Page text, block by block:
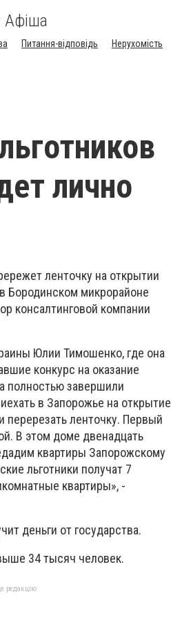
Афіша
Питання-відповідь
Нерухомість
лично
ленточку на открытии
Бородинском микрорайоне
консалтинговой компании
Юлии Тимошенко, где она
конкурс на оказание
полностью завершили
в Запорожье на открытие
перерезать ленточку. Первый
В этом доме двенадцать
квартиры Запорожскому
льготники получат 7
квартиры», -
деньги от государства.
34 тысяч человек.
редакцію